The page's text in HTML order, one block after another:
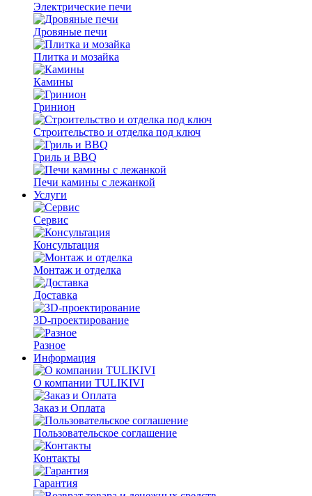
Электрические печи
Дровяные печи
Плитка и мозайка
Камины
Гринион
Строительство и отделка под ключ
Гриль и BBQ
Печи камины с лежанкой
Услуги
Сервис
Консультация
Монтаж и отделка
Доставка
3D-проектирование
Разное
Информация
О компании TULIKIVI
Заказ и Оплата
Пользовательское соглашение
Контакты
Гарантия